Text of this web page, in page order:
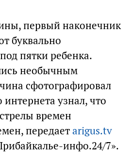
первый наконечник
буквально
пятки ребенка.
необычным
сфотографировал
узнал, что
времен
передаетarigus.tv
инфо.24/7».